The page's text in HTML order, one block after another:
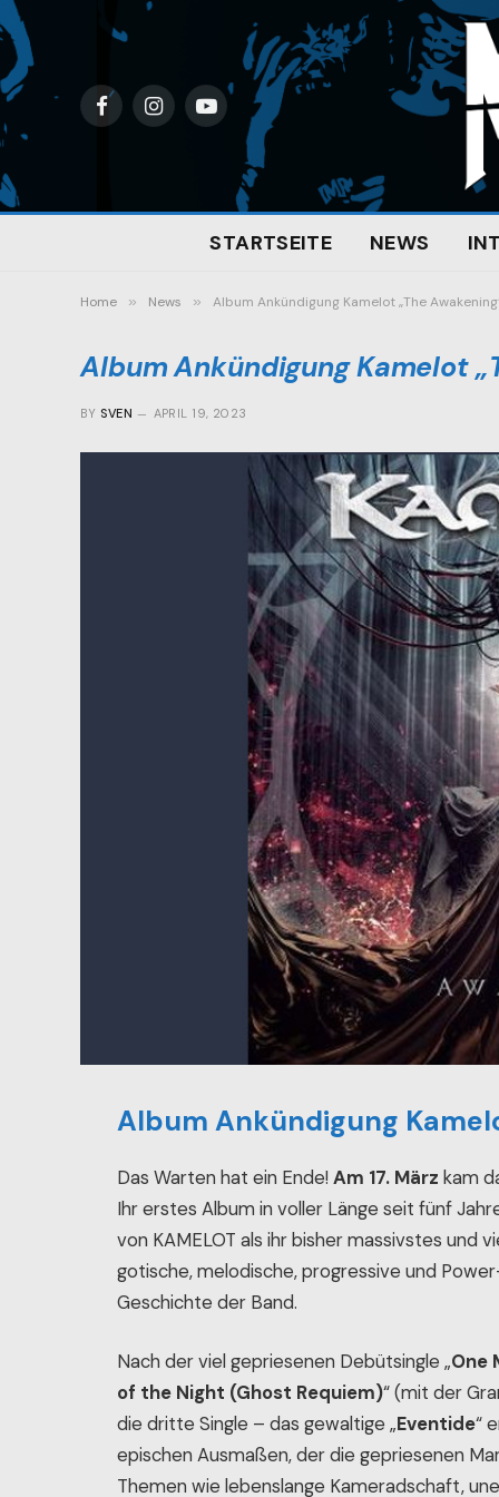
FacebookInstagramYouTube
STARTSEITE NEWS
Home » News » Album Ankündigung Kamelot „The
Album Ankündigung Kamelot
BY SVEN APRIL 19, 2023
Album Ankündigung
Das Warten hat ein Ende!Am 17. März kam
Ihr erstes Album in voller Länge seit fünf
von KAMELOT als ihr bisher massivstes und
gotische, melodische, progressive und
Geschichte der Band.
Nach der viel gepriesenen Debütsingle „One
of the Night (Ghost Requiem)“ (mit der
die dritte Single – das gewaltige „Eventide“
epischen Ausmaßen, der die gepriesenen
Themen wie lebenslange Kameradschaft,